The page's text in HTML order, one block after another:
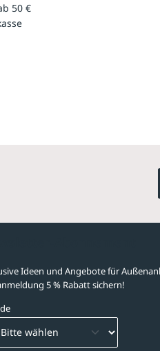
50 €
Ideen und Angebote für
5 % Rabatt sichern!